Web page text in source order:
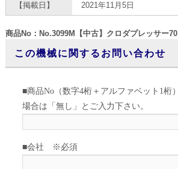
【掲載日】 2021年11月5日
商品No：No.3099M【中古】クロダプレッサー70
この機械に関するお問い合わせ